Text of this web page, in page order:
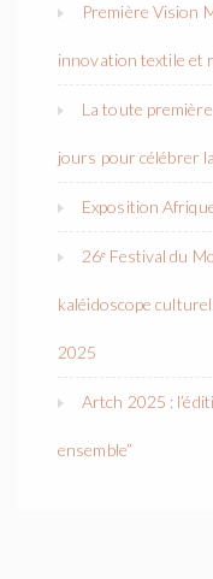
Première Vision
innovation textile et
La toute
jours pour célébrer
Exposition
26ᵉ Festival du
kaléidoscope
2025
Artch 2025 :
ensemble”